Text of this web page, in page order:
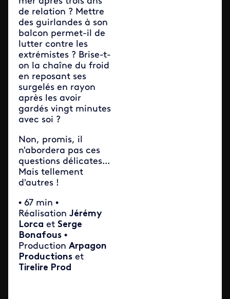
de relation ? Mettre
des guirlandes à son
balcon permet-il de
lutter contre les
extrémistes ? Brise-t-
on la chaîne du froid
en reposant ses
surgelés en rayon
après les avoir
gardés vingt minutes
avec soi ?
Non, promis, il
n'abordera pas ces
questions délicates...
Mais tellement
d'autres !
• 67 min •
Réalisation Jérémy
Lorca et Serge
Bonafous •
Production Arpagon
Productions et
Tirelire Prod